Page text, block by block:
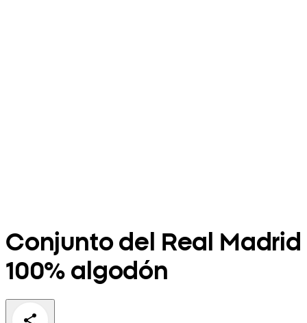
Conjunto del Real Madrid
100% algodón